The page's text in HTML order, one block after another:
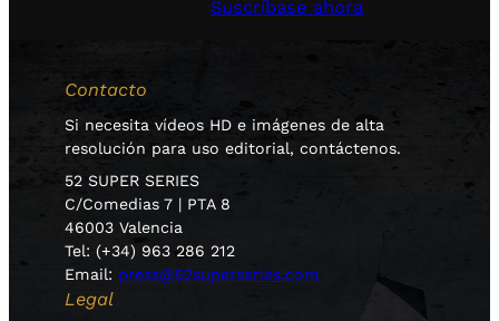
Suscríbase ahora
Contacto
Si necesita vídeos HD e imágenes de alta
resolución para uso editorial, contáctenos.
52 SUPER SERIES
C/Comedias 7 | PTA 8
46003 Valencia
Tel: (+34) 963 286 212
Email: press@52superseries.com
Legal